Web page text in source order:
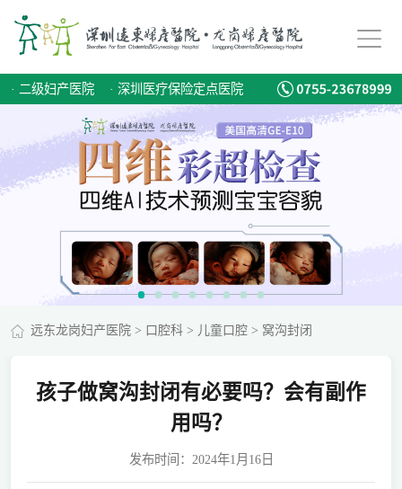
· 二级妇产医院 · 深圳医疗保险定点医院
远东龙岗妇产医院> 口腔科> 儿童口腔> 窝沟封闭
孩子做窝沟封闭有必要吗？会有副作
用吗？
发布时间：2024年1月16日